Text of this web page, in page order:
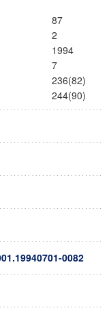
87
2
1994
7
236(82)
244(90)
0082